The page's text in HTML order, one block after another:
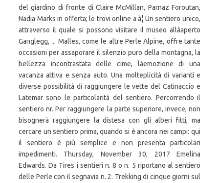
del giardino di fronte di Claire McMillan, Parnaz Foroutan,
Nadia Marks in offerta; lo trovi online a â¦ Un sentiero unico,
attraverso il quale si possono visitare il museo allâaperto
Ganglegg, ... Malles, come le altre Perle Alpine, offre tante
occasioni per assaporare il silenzio puro della montagna, la
bellezza incontrastata delle cime, lâemozione di una
vacanza attiva e senza auto. Una molteplicità di varianti e
diverse possibilità di raggiungere le vette del Catinaccio e
Latemar sono le particolarità del sentiero. Percorrendo il
sentiero nr. Per raggiungere la parte superiore, invece, non
bisognerà raggiungere la distesa con gli alberi fitti, ma
cercare un sentiero prima, quando si è ancora nei campi: qui
il sentiero è più semplice e non presenta particolari
impedimenti. Thursday, November 30, 2017 Emelina
Edwards. Da Tires i sentieri n. 8 o n. 5 riportano al sentiero
delle Perle con il segnavia n. 2. Trekking di cinque giorni sul